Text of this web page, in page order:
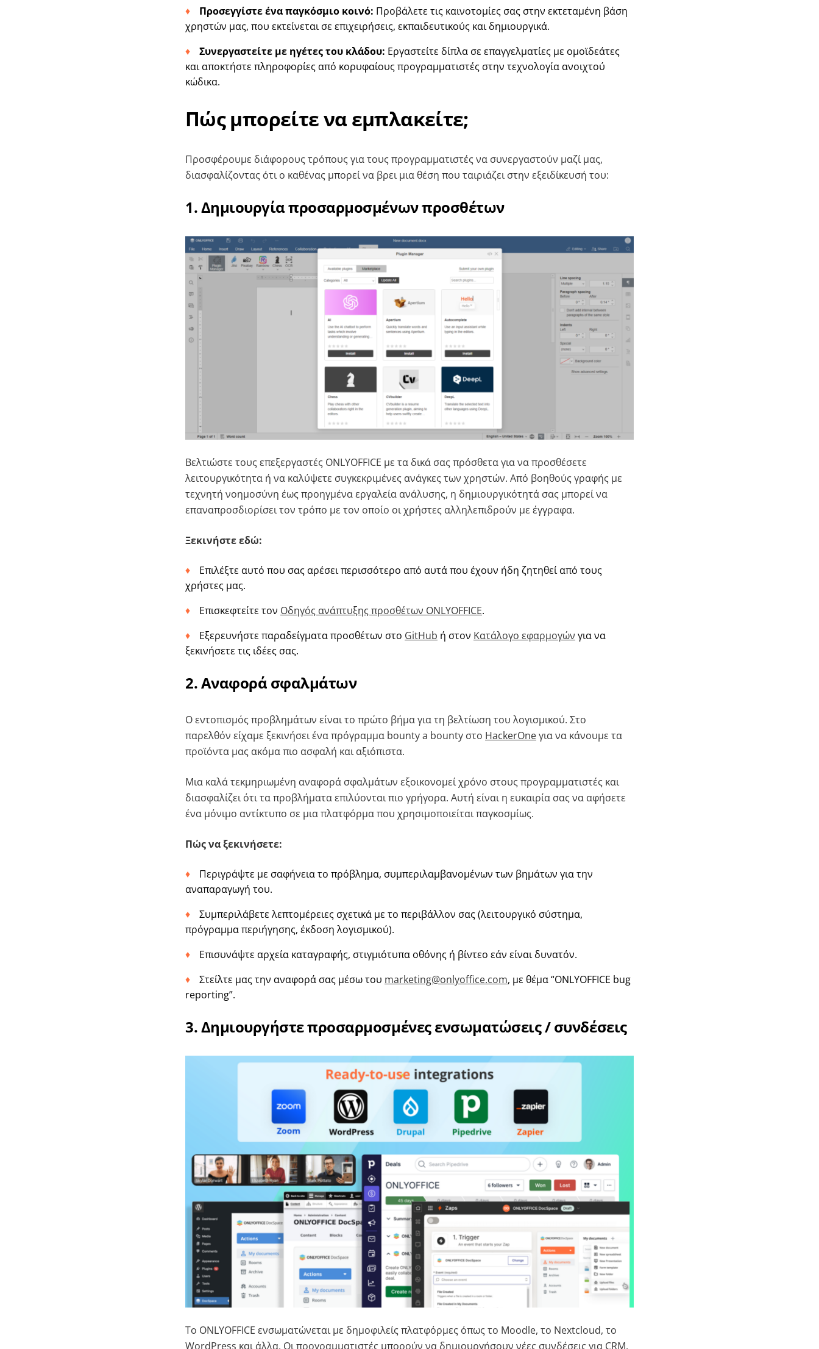
Προσεγγίστε ένα παγκόσμιο κοινό: Προβάλετε τις καινοτομίες σας στην εκτεταμένη βάση
χρηστών μας, που εκτείνεται σε επιχειρήσεις, εκπαιδευτικούς και δημιουργικά.
Συνεργαστείτε με ηγέτες του κλάδου: Εργαστείτε δίπλα σε επαγγελματίες με ομοϊδεάτες
και αποκτήστε πληροφορίες από κορυφαίους προγραμματιστές στην τεχνολογία ανοιχτού
κώδικα.
Πώς μπορείτε να εμπλακείτε;
Προσφέρουμε διάφορους τρόπους για τους προγραμματιστές να συνεργαστούν μαζί μας,
διασφαλίζοντας ότι ο καθένας μπορεί να βρει μια θέση που ταιριάζει στην εξειδίκευσή του:
1. Δημιουργία προσαρμοσμένων προσθέτων
Βελτιώστε τους επεξεργαστές ONLYOFFICE με τα δικά σας πρόσθετα για να προσθέσετε
λειτουργικότητα ή να καλύψετε συγκεκριμένες ανάγκες των χρηστών. Από βοηθούς γραφής με
τεχνητή νοημοσύνη έως προηγμένα εργαλεία ανάλυσης, η δημιουργικότητά σας μπορεί να
επαναπροσδιορίσει τον τρόπο με τον οποίο οι χρήστες αλληλεπιδρούν με έγγραφα.
Ξεκινήστε εδώ:
Επιλέξτε αυτό που σας αρέσει περισσότερο από αυτά που έχουν ήδη ζητηθεί από τους
χρήστες μας.
Επισκεφτείτε τον Οδηγός ανάπτυξης προσθέτων ONLYOFFICE.
Εξερευνήστε παραδείγματα προσθέτων στο GitHub ή στον Κατάλογο εφαρμογών για να
ξεκινήσετε τις ιδέες σας.
2. Αναφορά σφαλμάτων
Ο εντοπισμός προβλημάτων είναι το πρώτο βήμα για τη βελτίωση του λογισμικού. Στο
παρελθόν είχαμε ξεκινήσει ένα πρόγραμμα bounty a bounty στο HackerOneγια να κάνουμε τα
προϊόντα μας ακόμα πιο ασφαλή και αξιόπιστα.
Μια καλά τεκμηριωμένη αναφορά σφαλμάτων εξοικονομεί χρόνο στους προγραμματιστές και
διασφαλίζει ότι τα προβλήματα επιλύονται πιο γρήγορα. Αυτή είναι η ευκαιρία σας να αφήσετε
ένα μόνιμο αντίκτυπο σε μια πλατφόρμα που χρησιμοποιείται παγκοσμίως.
Πώς να ξεκινήσετε:
Περιγράψτε με σαφήνεια το πρόβλημα, συμπεριλαμβανομένων των βημάτων για την
αναπαραγωγή του.
Συμπεριλάβετε λεπτομέρειες σχετικά με το περιβάλλον σας (λειτουργικό σύστημα,
πρόγραμμα περιήγησης, έκδοση λογισμικού).
Επισυνάψτε αρχεία καταγραφής, στιγμιότυπα οθόνης ή βίντεο εάν είναι δυνατόν.
Στείλτε μας την αναφορά σας μέσω του marketing@onlyoffice.com, με θέμα “ONLYOFFICE bug
reporting”.
3. Δημιουργήστε προσαρμοσμένες ενσωματώσεις / συνδέσεις
Το ONLYOFFICE ενσωματώνεται με δημοφιλείς πλατφόρμες όπως το Moodle, το Nextcloud, το
WordPress και άλλα. Οι προγραμματιστές μπορούν να δημιουργήσουν νέες συνδέσεις για CRM,